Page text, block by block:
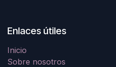
Enlaces útiles
Inicio
Sobre nosotros